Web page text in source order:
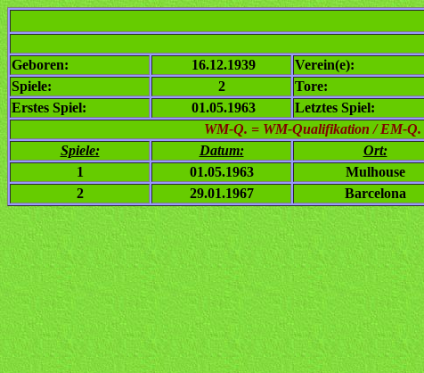
Geboren:
16.12.1939 Verein(e):
Spiele:
2 Tore:
Erstes Spiel:
01.05.1963 Letztes Spiel:
WM-Q. = WM-Qualifikation / EM-
Spiele:
Datum: Ort:
1
01.05.1963 Mulhouse
2
29.01.1967 Barcelona